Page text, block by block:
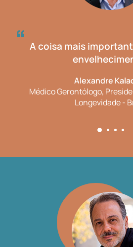
A coisa mais
Alexandre
Médico Gerontólogo,
Longevidade -